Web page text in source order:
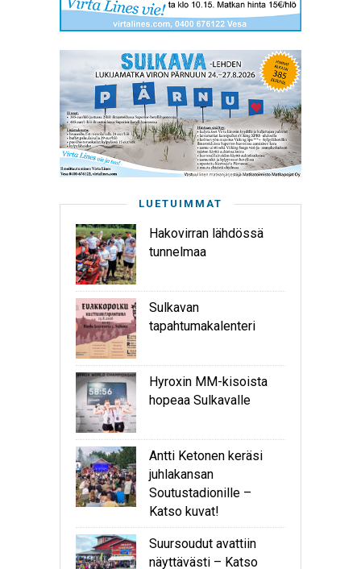
LUETUIMMAT
Hakovirran lähdössä
tunnelmaa
Sulkavan
tapahtumakalenteri
Hyroxin MM-kisoista
hopeaa Sulkavalle
Antti Ketonen keräsi
juhlakansan
Soutustadionille –
Katso kuvat!
Suursoudut avattiin
näyttävästi – Katso